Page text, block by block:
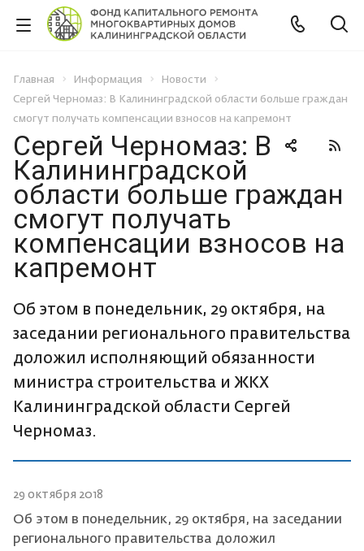
Главная Информация
Новости
Сергей Черномаз: В Калининградской области больше граждан
смогут получать компенсации взносов на капремонт
Сергей Черномаз: В
Калининградской
области больше граждан
смогут получать
компенсации взносов на
капремонт
Об этом в понедельник, 29 октября, на
заседании регионального правительства
доложил исполняющий обязанности
министра строительства и ЖКХ
Калининградской области Сергей
Черномаз.
29 октября 2018
Об этом в понедельник, 29 октября, на заседании
регионального правительства доложил